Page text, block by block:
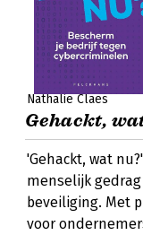
Nathalie Claes
Gehackt,
'Gehackt, wat
menselijk
beveiliging. Met
voor